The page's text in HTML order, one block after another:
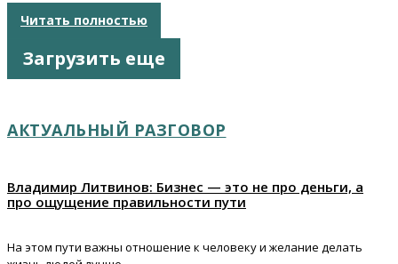
Читать полностью
Загрузить еще
АКТУАЛЬНЫЙ РАЗГОВОР
Владимир Литвинов: Бизнес — это не про деньги, а
про ощущение правильности пути
На этом пути важны отношение к человеку и желание делать